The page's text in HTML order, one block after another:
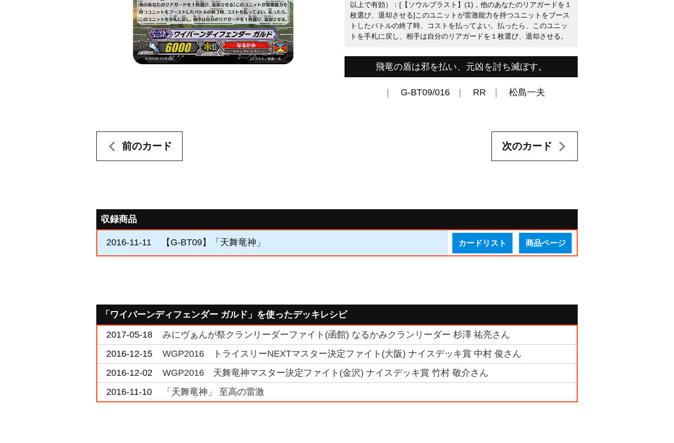
以上で有効）：[【ソウルブラスト】(1)，他のあなたのリアガードを１
枚選び、退却させる]このユニットが雷激能力を持つユニットをブース
トしたバトルの終了時、コストを払ってよい。払ったら、このユニッ
トを手札に戻し、相手は自分のリアガードを１枚選び、退却させる。
飛竜の盾は邪を払い、元凶を討ち滅ぼす。
G-BT09/016 RR 松島一夫
前のカード 次のカード
収録商品
2016-11-11 【G-BT09】「天舞竜神」 カードリスト 商品ページ
「ワイバーンディフェンダー ガルド」を使ったデッキレシピ
2017-05-18
みにヴぁんが祭クランリーダーファイト(函館) なるかみクランリーダー 杉澤 祐亮さん
2016-12-15
WGP2016 トライスリーNEXTマスター決定ファイト(大阪) ナイスデッキ賞 中村 俊さん
2016-12-02
WGP2016 天舞竜神マスター決定ファイト(金沢) ナイスデッキ賞 竹村 敬介さん
2016-11-10
「天舞竜神」 至高の雷激